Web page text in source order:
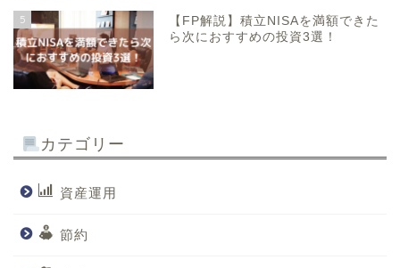
5
【FP解説】積立NISAを満額できた
ら次におすすめの投資3選！
カテゴリー
資産運用
節約